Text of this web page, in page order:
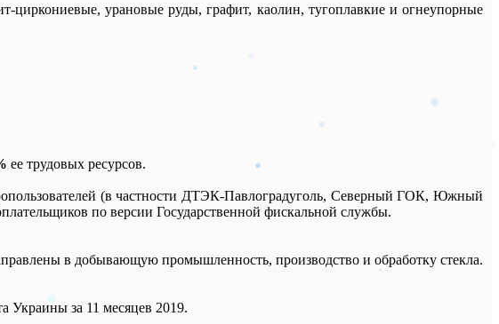
циркониевые, урановые руды, графит, каолин, тугоплавкие и огнеупорные
ее трудовых ресурсов.
(в частности ДТЭК-Павлоградуголь, Северный ГОК, Южный
по версии Государственной фискальной службы.
в добывающую промышленность, производство и обработку стекла.
Украины за 11 месяцев 2019.